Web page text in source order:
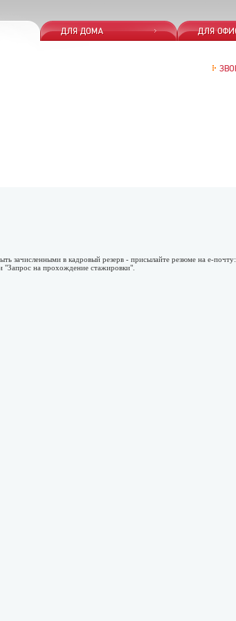
зачисленными в кадровый резерв - присылайте резюме на е-почту:
"Запрос на прохождение стажировки".